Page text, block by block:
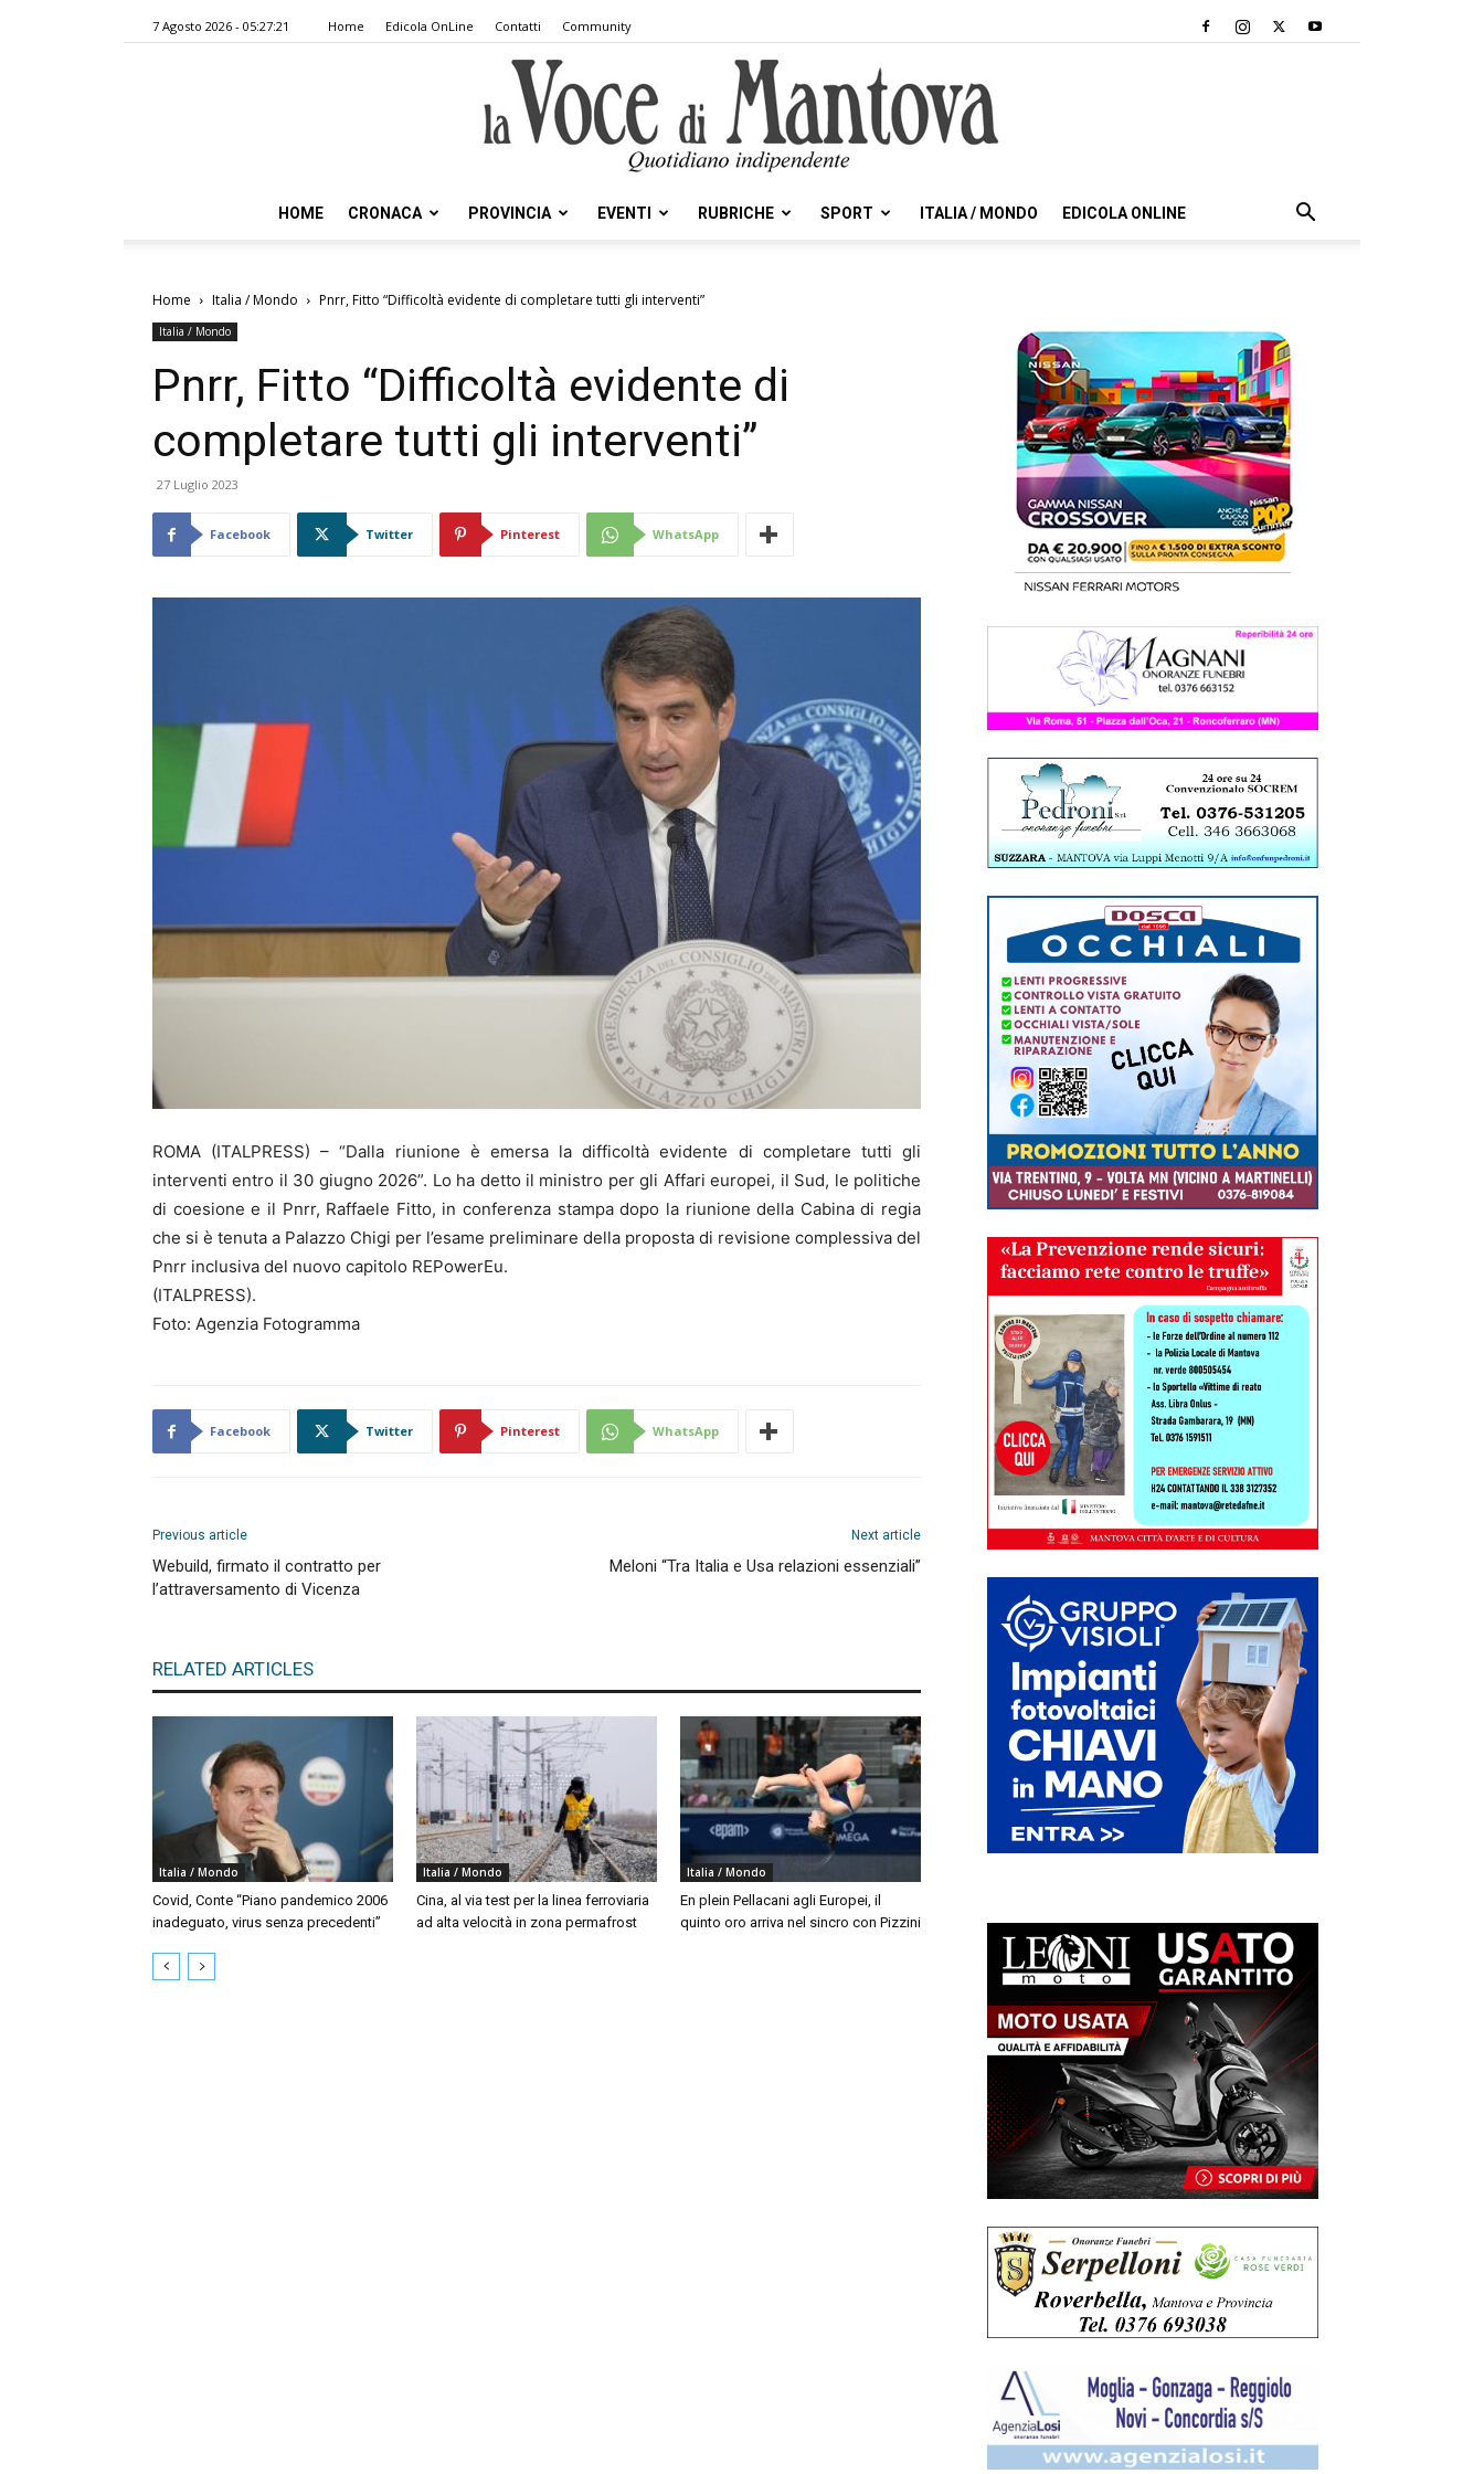
7 Agosto 2026 - 05:27:21 Home Edicola OnLine Contatti Community
Voce
HOME CRONACA PROVINCIA EVENTI RUBRICHE SPORT ITALIA / MONDO EDICOLA ONLINE
Home Italia / Mondo Pnrr, Fitto “Difficoltà evidente di completare tutti gli interventi”
Italia / Mondo
Pnrr, Fitto “Difficoltà evidente di
completare tutti gli interventi”
27 Luglio 2023
Facebook Twitter Pinterest WhatsApp
ROMA (ITALPRESS) – “Dalla riunione è emersa la difficoltà evidente di completare tutti gli
interventi entro il 30 giugno 2026”. Lo ha detto il ministro per gli Affari europei, il Sud, le politiche
di coesione e il Pnrr, Raffaele Fitto, in conferenza stampa dopo la riunione della Cabina di regia
che si è tenuta a Palazzo Chigi per l’esame preliminare della proposta di revisione complessiva del
Pnrr inclusiva del nuovo capitolo REPowerEu.
(ITALPRESS).
Foto: Agenzia Fotogramma
Facebook Twitter Pinterest WhatsApp
Previous article
Webuild, firmato il contratto per
l’attraversamento di Vicenza
Next article
Meloni “Tra Italia e Usa relazioni essenziali”
RELATED ARTICLES
Italia / Mondo
Covid, Conte “Piano pandemico 2006
inadeguato, virus senza precedenti”
Italia / Mondo
Cina, al via test per la linea ferroviaria
ad alta velocità in zona permafrost
Italia / Mondo
En plein Pellacani agli Europei, il
quinto oro arriva nel sincro con Pizzini